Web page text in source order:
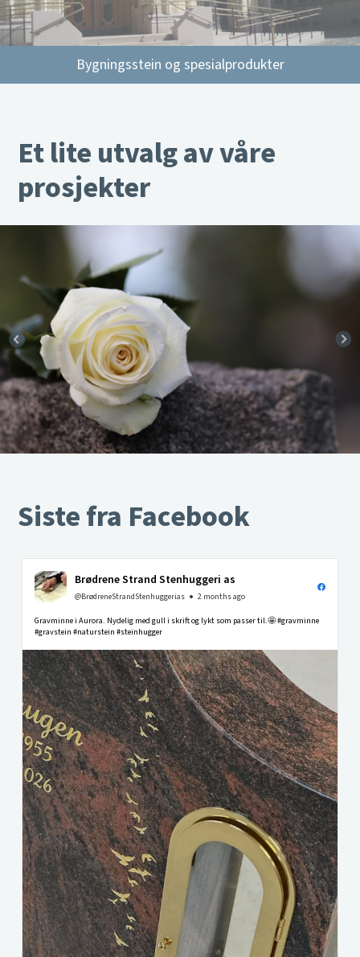
Bygningsstein og spesialprodukter
Et lite utvalg av våre
prosjekter
Siste fra Facebook
Brødrene Strand Stenhuggeri as
@BrødreneStrandStenhuggerias 2 months ago
Gravminne i Aurora. Nydelig med gull i skrift og lykt som passer til.🤩 #gravminne
#gravstein #naturstein #steinhugger